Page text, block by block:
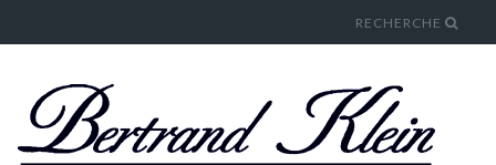
RECHERCHE